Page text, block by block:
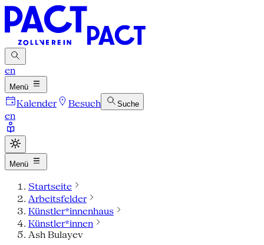
en
Menü
Kalender Besuch Suche
en
Menü
Startseite
Arbeitsfelder
Künstler*innenhaus
Künstler*innen
Ash Bulayev